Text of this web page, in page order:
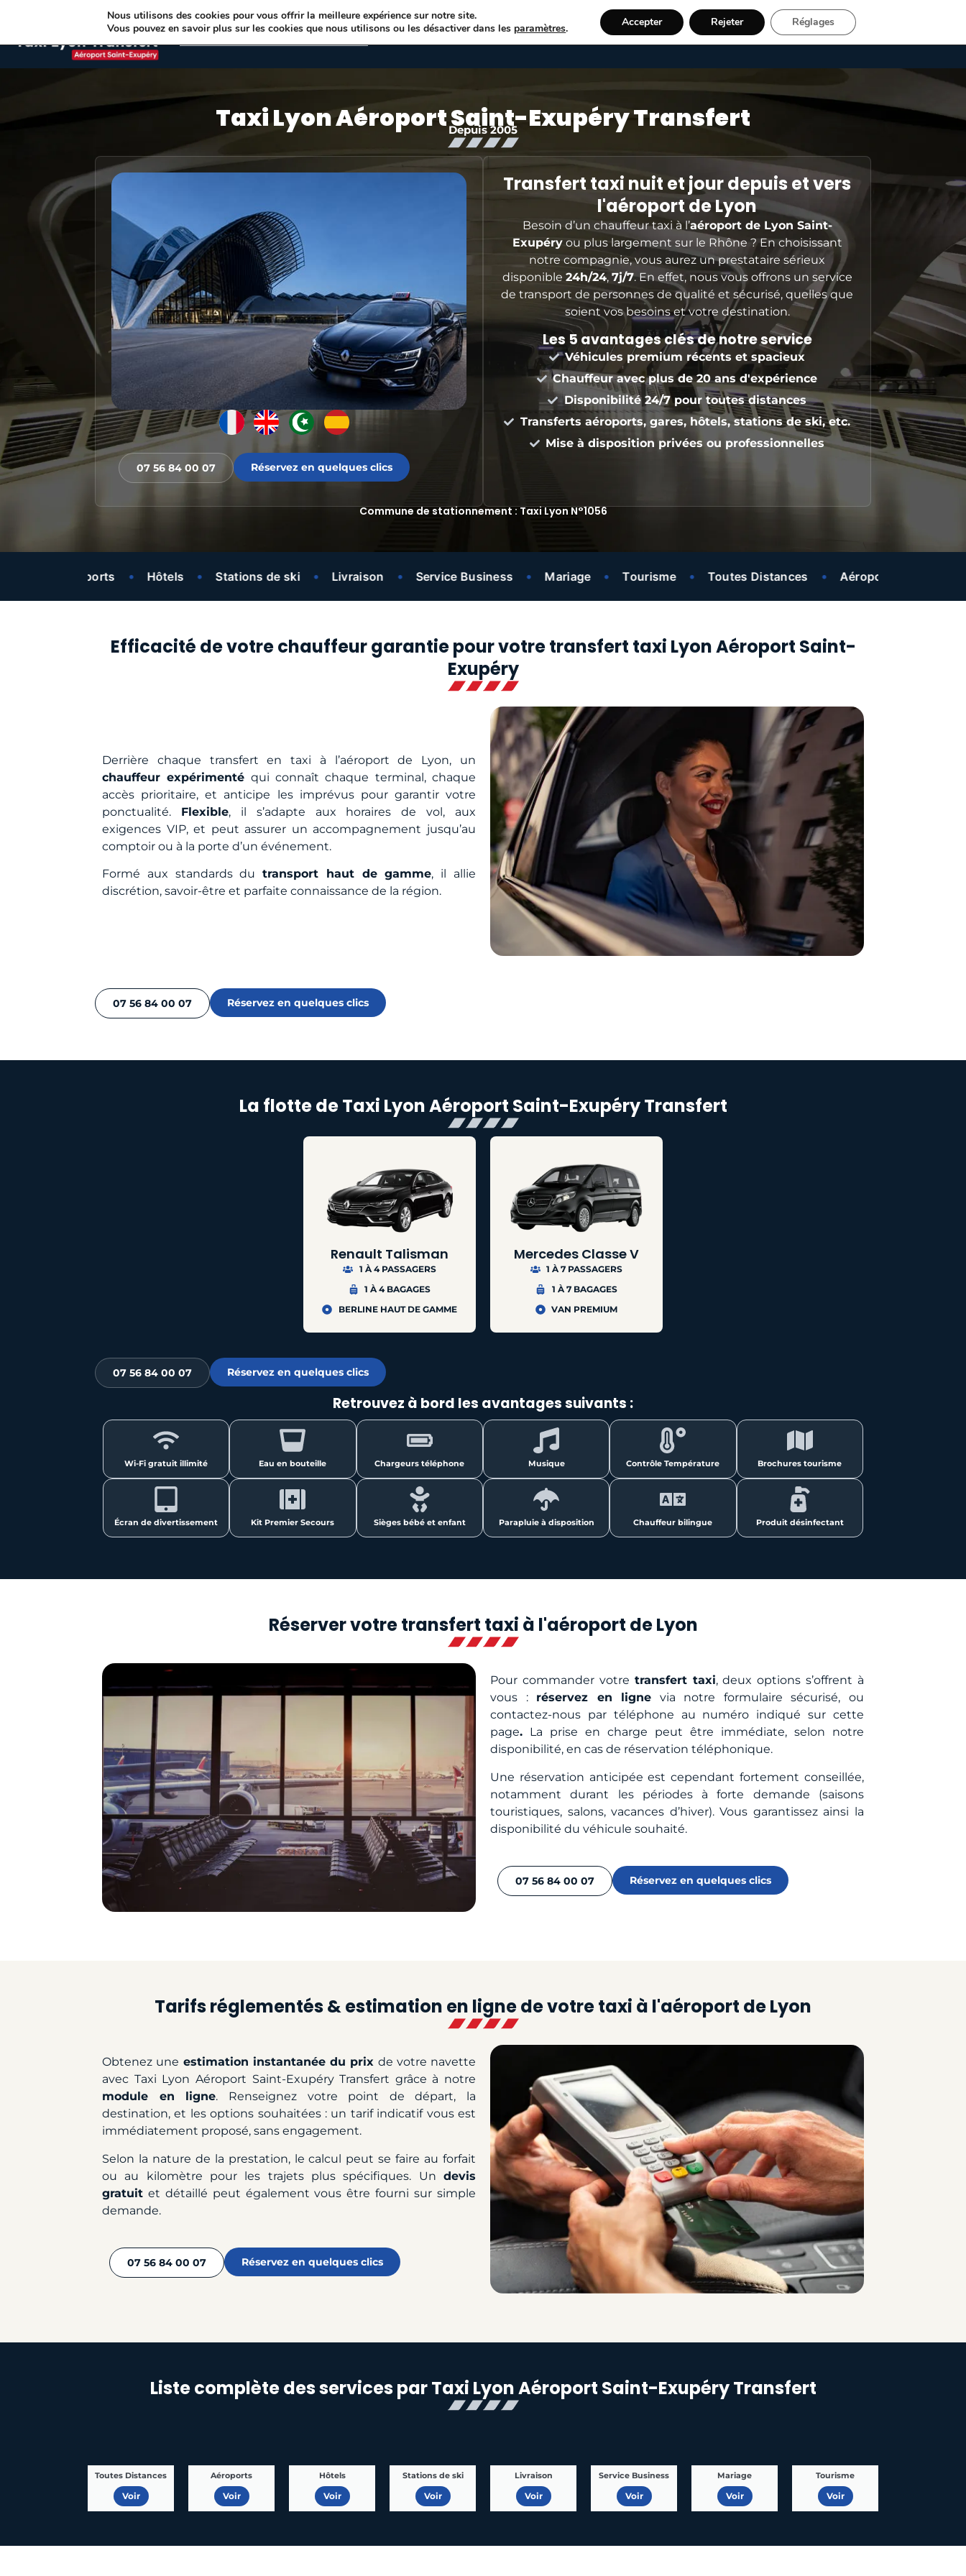
Votre chauffeur Nos véhicules Nos services Réserver en ligne 07 56 84 00 07
Taxi Lyon Aéroport Saint-Exupéry Transfert
Depuis 2005
07 56 84 00 07 Réservez en quelques clics
Transfert taxi nuit et jour depuis et vers
l'aéroport de Lyon
Besoin d’un chauffeur taxi à l’aéroport de Lyon Saint-
Exupéryou plus largement sur le Rhône ? En choisissant
notre compagnie, vous aurez un prestataire sérieux
disponible 24h/24, 7j/7. En effet, nous vous offrons un service
de transport de personnes de qualité et sécurisé, quelles que
soient vos besoins et votre destination.
Les 5 avantages clés de notre service
Véhicules premium récents et spacieux
Chauffeur avec plus de 20 ans d'expérience
Disponibilité 24/7 pour toutes distances
Transferts aéroports, gares, hôtels, stations de ski, etc.
Mise à disposition privées ou professionnelles
Commune de stationnement : Taxi Lyon N°1056
• Hôtels • Stations de ski • Livraison • Service Business • Mariage • Tourisme • Toutes Distances • Aéroports •
Efficacité de votre chauffeur garantie pour votre transfert taxi Lyon Aéroport Saint-
Exupéry
Derrière chaque transfert en taxi à l’aéroport de Lyon, un
chauffeur expérimenté qui connaît chaque terminal, chaque
accès prioritaire, et anticipe les imprévus pour garantir votre
ponctualité. Flexible, il s’adapte aux horaires de vol, aux
exigences VIP, et peut assurer un accompagnement jusqu’au
comptoir ou à la porte d’un événement.
Formé aux standards dutransport haut de gamme, il allie
discrétion, savoir-être et parfaite connaissance de la région.
07 56 84 00 07 Réservez en quelques clics
La flotte de Taxi Lyon Aéroport Saint-Exupéry Transfert
Renault Talisman
1 À 4 PASSAGERS
1 À 4 BAGAGES
BERLINE HAUT DE GAMME
Mercedes Classe V
1 À 7 PASSAGERS
1 À 7 BAGAGES
VAN PREMIUM
07 56 84 00 07 Réservez en quelques clics
Retrouvez à bord les avantages suivants :
Wi-Fi gratuit illimité Eau en bouteille Chargeurs téléphone Musique Contrôle Température Brochures tourisme
Écran de divertissement Kit Premier Secours Sièges bébé et enfant Parapluie à disposition Chauffeur bilingue Produit désinfectant
Réserver votre transfert taxi à l'aéroport de Lyon
Pour commander votre transfert taxi, deux options s’offrent à
vous : réservez en ligne via notre formulaire sécurisé, ou
contactez-nous par téléphone au numéro indiqué sur cette
page. La prise en charge peut être immédiate, selon notre
disponibilité, en cas de réservation téléphonique.
Une réservation anticipée est cependant fortement conseillée,
notamment durant les périodes à forte demande (saisons
touristiques, salons, vacances d’hiver). Vous garantissez ainsi la
disponibilité du véhicule souhaité.
07 56 84 00 07 Réservez en quelques clics
Tarifs réglementés & estimation en ligne de votre taxi à l'aéroport de Lyon
Obtenez une estimation instantanée du prix de votre navette
avec Taxi Lyon Aéroport Saint-Exupéry Transfert grâce à notre
module en ligne. Renseignez votre point de départ, la
destination, et les options souhaitées : un tarif indicatif vous est
immédiatement proposé, sans engagement.
Selon la nature de la prestation, le calcul peut se faire au forfait
ou au kilomètre pour les trajets plus spécifiques. Un devis
gratuit et détaillé peut également vous être fourni sur simple
demande.
07 56 84 00 07 Réservez en quelques clics
Liste complète des services par Taxi Lyon Aéroport Saint-Exupéry Transfert
Toutes Distances
Voir
Aéroports
Voir
Hôtels
Voir
Stations de ski
Voir
Livraison
Voir
Service Business
Voir
Mariage
Voir
Tourisme
Voir
Nous utilisons des cookies pour vous offrir la meilleure expérience sur notre site.
Vous pouvez en savoir plus sur les cookies que nous utilisons ou les désactiver dans les paramètres. Accepter Rejeter Réglages